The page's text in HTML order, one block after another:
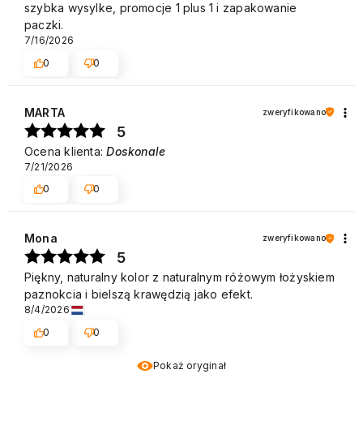
szybka wysylke, promocje 1 plus 1 i zapakowanie
paczki.
7/16/2026
0
0
MARTA zweryfikowano
5
Ocena klienta:Doskonale
7/21/2026
0
0
Pokaż oryginał
Mona zweryfikowano
5
Piękny, naturalny kolor z naturalnym różowym łożyskiem
paznokcia i bielszą krawędzią jako efekt.
8/4/2026
0
0